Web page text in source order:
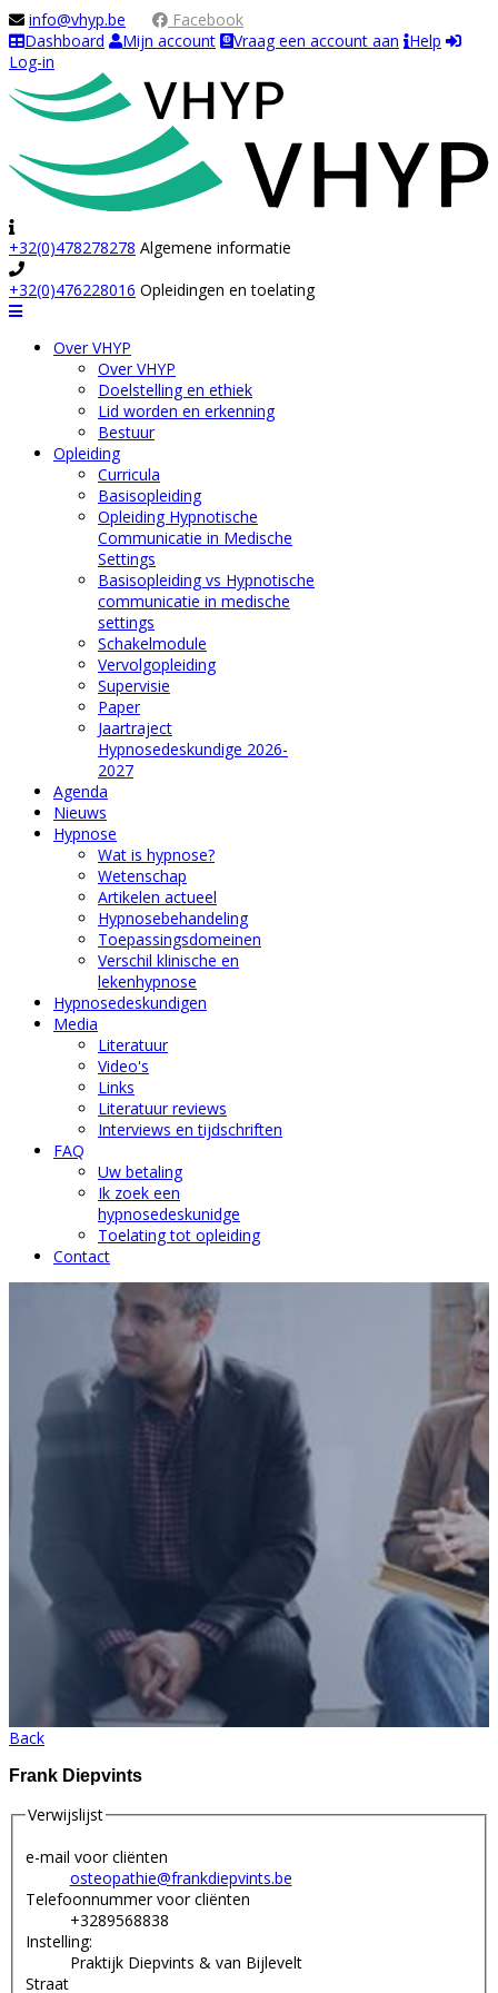
info@vhyp.be
Facebook
Dashboard
Mijn account Vraag een account aan Help
Log-in
+32(0)478278278 Algemene informatie
+32(0)476228016 Opleidingen en toelating
Navigation
Over VHYP
Over VHYP
Doelstelling en ethiek
Lid worden en erkenning
Bestuur
Opleiding
Curricula
Basisopleiding
Opleiding Hypnotische
Communicatie in Medische
Settings
Basisopleiding vs Hypnotische
communicatie in medische
settings
Schakelmodule
Vervolgopleiding
Supervisie
Paper
Jaartraject
Hypnosedeskundige 2026-
2027
Agenda
Nieuws
Hypnose
Wat is hypnose?
Wetenschap
Artikelen actueel
Hypnosebehandeling
Toepassingsdomeinen
Verschil klinische en
lekenhypnose
Hypnosedeskundigen
Media
Literatuur
Video's
Links
Literatuur reviews
Interviews en tijdschriften
FAQ
Uw betaling
Ik zoek een
hypnosedeskunidge
Toelating tot opleiding
Contact
Back
Frank Diepvints
Verwijslijst
e-mail voor cliënten
osteopathie@frankdiepvints.be
Telefoonnummer voor cliënten
+3289568838
Instelling:
Praktijk Diepvints & van Bijlevelt
Straat